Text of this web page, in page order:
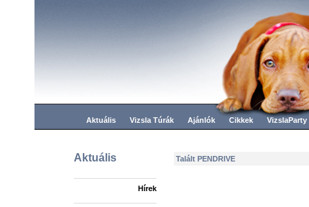
Aktuális Vizsla Túrák Ajánlók Cikkek VizslaParty
Aktuális
Hírek
Talált PENDRIVE